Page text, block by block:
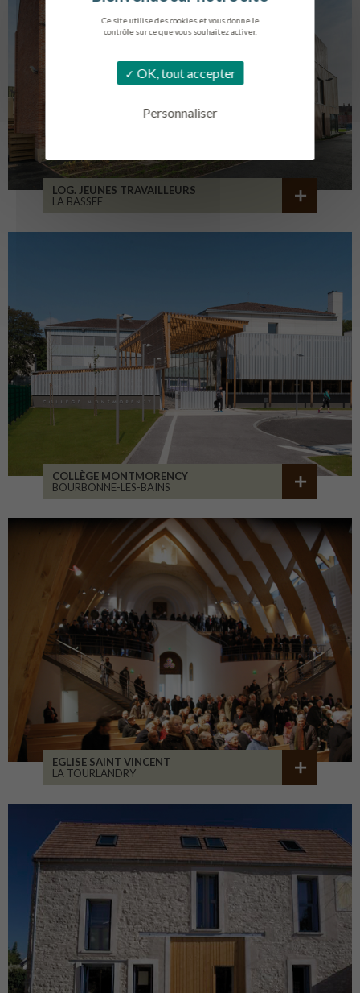
Ce site utilise des cookies et vous donne le
contrôle sur ce que vous souhaitez activer.
OK, tout accepter
Personnaliser
LOG. JEUNES TRAVAILLEURS
LA BASSEE
COLLÈGE MONTMORENCY
BOURBONNE-LES-BAINS
EGLISE SAINT VINCENT
LA TOURLANDRY